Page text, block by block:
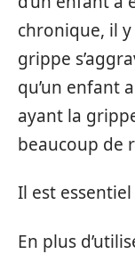
chronique, il
grippe
qu’un enfant
ayant la
beaucoup de
Il est
En plus